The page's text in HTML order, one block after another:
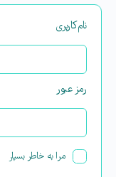
نام‌کاربری
رمز عبور
مرا به خاطر بسپار